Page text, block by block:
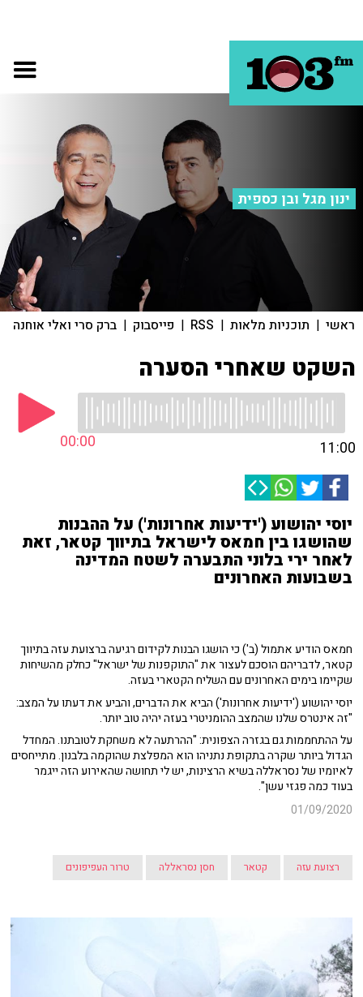
ינון מגל ובן כספית
ראשי | תוכניות מלאות |
RSS
| פייסבוק | ברק סרי ואלי אוחנה
השקט שאחרי הסערה
00:00 11:00
יוסי יהושוע ('ידיעות אחרונות') על ההבנות
שהושגו בין חמאס לישראל בתיווך קטאר, זאת
לאחר ירי בלוני התבערה לשטח המדינה
בשבועות האחרונים
חמאס הודיע אתמול (ב') כי הושגו הבנות לקידום רגיעה ברצועת עזה בתיווך
קטאר, לדבריהם הוסכם לעצור את "התוקפנות של ישראל" כחלק מהשיחות
שקיימו בימים האחרונים עם השליח הקטארי בעזה.
יוסי יהושוע ('ידיעות אחרונות') הביא את הדברים, והביע את דעתו על המצב:
"זה אינטרס שלנו שהמצב ההומניטרי בעזה יהיה טוב יותר.
על ההתחממות גם בגזרה הצפונית: "ההרתעה לא משחקת לטובתנו. המחדל
הגדול ביותר שקרה בתקופת נתניהו הוא המפלצת שהוקמה בלבנון. מתייחסים
לאיומיו של נסראללה בשיא הרצינות, יש לי תחושה שהאירוע הזה ייגמר
בעוד כמה פגזי עשן".
01/09/2020
רצועת עזה קטאר חסן נסראללה טרור העפיפונים